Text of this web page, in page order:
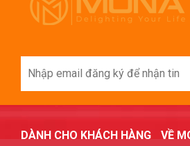
DÀNH CHO KHÁCH HÀNG VỀ